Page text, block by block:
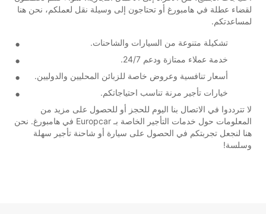
لقضاء عطلة في هامبورغ أو تحتاجون إلى وسيلة نقل لعملكم، نحن هنا
لمساعدتكم.
تشكيلة متنوعة من السيارات والشاحنات.
خدمة عملاء ممتازة ودعم 24/7.
أسعار تنافسية وعروض خاصة للزبائن المحليين والدوليين.
خيارات تأجير مرنة تناسب احتياجاتكم.
لا تترددوا في الاتصال بنا اليوم للحجز أو للحصول على مزيد من
المعلومات حول خدمات التأجير الخاصة بـ Europcar في هامبورغ. نحن
هنا لنجعل تجربتكم في الحصول على سيارة أو شاحنة تأجير سهلة
وسلسة!